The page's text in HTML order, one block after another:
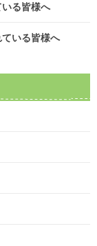
る皆様へ
いる皆様へ